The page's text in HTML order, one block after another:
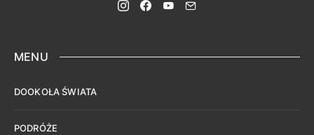
MENU
DOOKOŁA ŚWIATA
PODRÓŻE